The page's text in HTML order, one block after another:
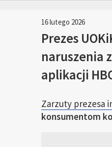
16 lutego 2026
Prezes
naruszenia
aplikacji
Zarzuty prezesa
konsumentom